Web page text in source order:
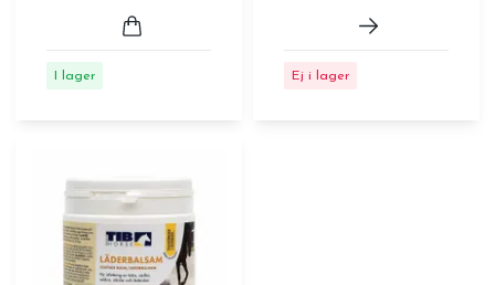
I lager Ej i lager